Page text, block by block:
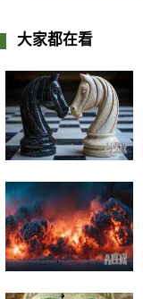
大家都在看